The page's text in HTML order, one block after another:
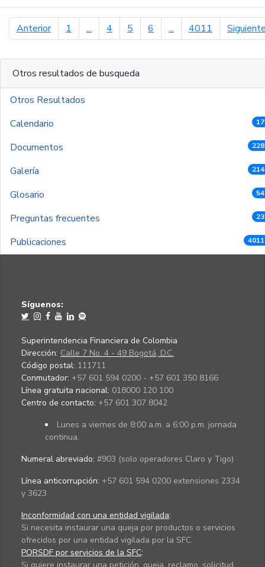
Anteriorpágina anterior
1 ... 4 5 6 ... 4011
Otros resultados de busqueda
Otros Resultados
Calendario
Documentos
Galería
Glosario
Preguntas frecuentes
Publicaciones
Síguenos:
Superintendencia Financiera de Colombia
Dirección: Calle 7 No. 4 - 49 Bogotá, D.C.
Código postal: 111711
Conmutador: +57 601 594 0200 - +57 601 350 8166
Línea gratuita nacional: 018000 120 100
Centro de contacto: +57 601 307 8042
Lunes a viernes de 8:00 a.m. a 6:00 p.m. jornada
continua.
Numeral abreviado: #903 (solo operadores Claro y Tigo)
Línea anticorrupción: +57 601 594 0200 extensiones 2334
y 3623
Inconformidad con una entidad vigilada:
Si necesita instaurar una queja por productos o servicios
ofrecidos por una entidad vigilada por la SFC.
PQRSDF por servicios de la SFC: